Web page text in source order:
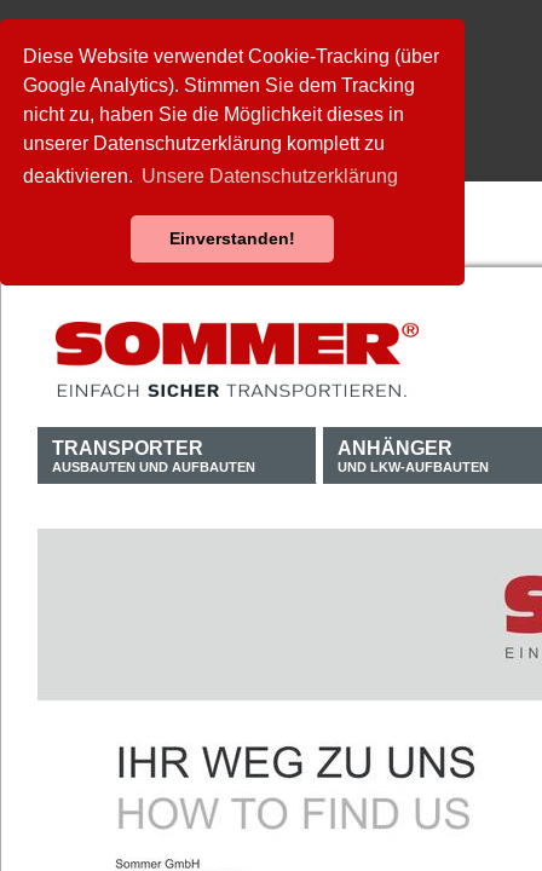
Diese Website verwendet Cookie-Tracking (über
Google Analytics). Stimmen Sie dem Tracking
nicht zu, haben Sie die Möglichkeit dieses in
unserer Datenschutzerklärung komplett zu
deaktivieren. Unsere Datenschutzerklärung
Einverstanden!
TRANSPORTER
AUSBAUTEN UND AUFBAUTEN
ANHÄNGER
UND LKW-AUFBAUTEN